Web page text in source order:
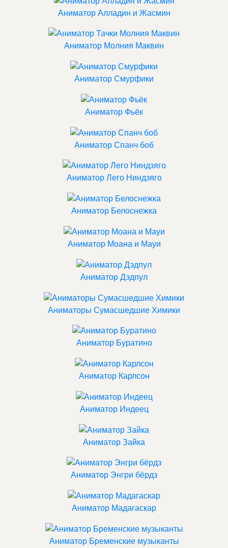
Аниматор Алладин и Жасмин
Аниматор Молния Маквин
Аниматор Смурфики
Аниматор Фьёк
Аниматор Спанч боб
Аниматор Лего Ниндзяго
Аниматор Белоснежка
Аниматор Моана и Мауи
Аниматор Дэдпул
Аниматоры Сумасшедшие Химики
Аниматор Буратино
Аниматор Карлсон
Аниматор Индеец
Аниматор Зайка
Аниматор Энгри бёрдз
Аниматор Мадагаскар
Аниматор Бременские музыканты